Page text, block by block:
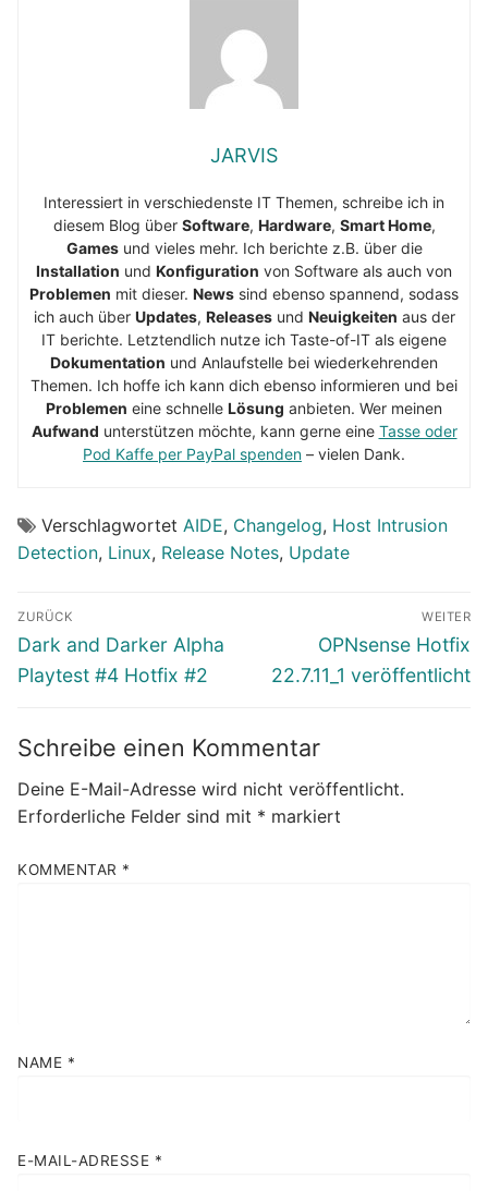
JARVIS
Interessiert in verschiedenste IT Themen, schreibe ich in
diesem Blog über Software, Hardware, Smart Home,
Gamesund vieles mehr. Ich berichte z.B. über die
Installation und Konfiguration von Software als auch von
Problemen mit dieser. News sind ebenso spannend, sodass
ich auch über Updates, Releasesund Neuigkeiten aus der
IT berichte. Letztendlich nutze ich Taste-of-IT als eigene
Dokumentation und Anlaufstelle bei wiederkehrenden
Themen. Ich hoffe ich kann dich ebenso informieren und bei
Problemen eine schnelle Lösung anbieten. Wer meinen
Aufwand unterstützen möchte, kann gerne eine Tasse oder
Pod Kaffe per PayPal spenden – vielen Dank.
Verschlagwortet AIDE, Changelog, Host Intrusion
Detection, Linux, Release Notes, Update
Beitragsnavigation
ZURÜCK
Vorheriger
Beitrag:
Dark and Darker Alpha
Playtest #4 Hotfix #2
WEITER
Nächster
Beitrag:
OPNsense Hotfix
22.7.11_1 veröffentlicht
Schreibe einen Kommentar
Deine E-Mail-Adresse wird nicht veröffentlicht.
Erforderliche Felder sind mit * markiert
KOMMENTAR *
NAME *
E-MAIL-ADRESSE *